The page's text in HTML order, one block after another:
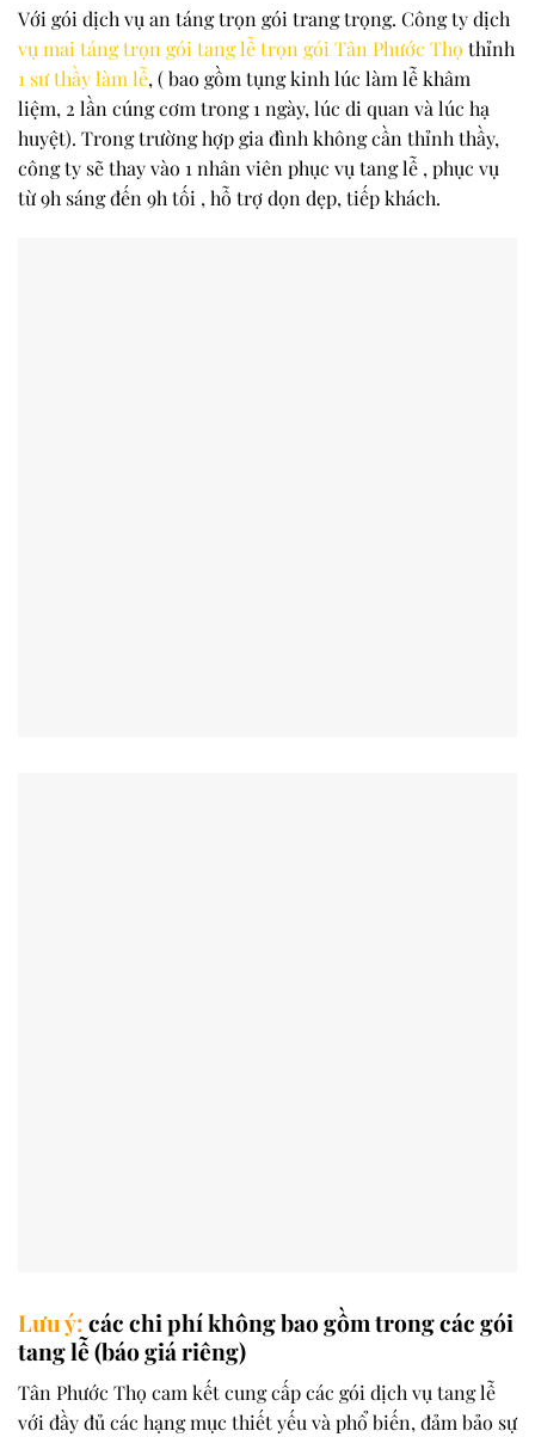
Với gói dịch vụ an táng trọn gói trang trọng. Công ty dịch
vụ mai táng trọn gói tang lễ trọn góiTân Phước Thọ thỉnh
1 sư thầy làm lễ, ( bao gồm tụng kinh lúc làm lễ khâm
liệm, 2 lần cúng cơm trong 1 ngày, lúc di quan và lúc hạ
huyệt). Trong trường hợp gia đình không cần thỉnh thầy,
công ty sẽ thay vào 1 nhân viên phục vụ tang lễ , phục vụ
từ 9h sáng đến 9h tối , hỗ trợ dọn dẹp, tiếp khách.
Lưu ý:các chi phí không bao gồm trong các gói
tang lễ (báo giá riêng)
Tân Phước Thọ cam kết cung cấp các gói dịch vụ tang lễ
với đầy đủ các hạng mục thiết yếu và phổ biến, đảm bảo sự